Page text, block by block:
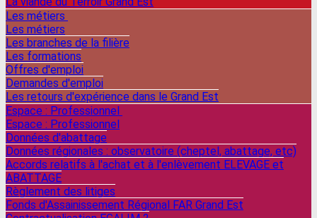
Les métiers
Les métiers
Les branches de la filière
Les formations
Offres d'emploi
Demandes d'emploi
Les retours d'expérience dans le Grand Est
Espace : Professionnel
Espace : Professionnel
Données d'abattage
Données régionales : observatoire (cheptel, abattage, etc)
Accords relatifs à l'achat et à l'enlèvement ELEVAGE et
ABATTAGE
Règlement des litiges
Fonds d'Assainissement Régional FAR Grand Est